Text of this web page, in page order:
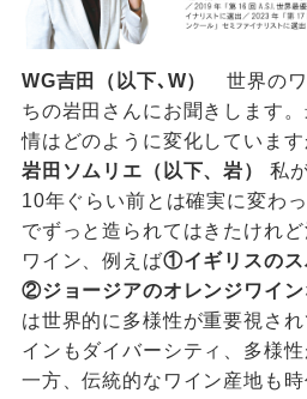
WG吉田（以下､W）
世界のワ
ちの岩田さんにお聞きします
情はどのように変化しています
岩田ソムリエ（以下、岩）
私
10年ぐらい前とは確実に変わ
でずっと造られてはきたけれ
ワイン、例えば①イギリスのス
②ジョージアのオレンジワイン
は世界的に多様性が重要視さ
インもダイバーシティ、多様
一方、伝統的なワイン産地も